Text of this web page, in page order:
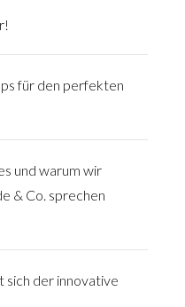
für den perfekten
und warum wir
& Co. sprechen
der innovative